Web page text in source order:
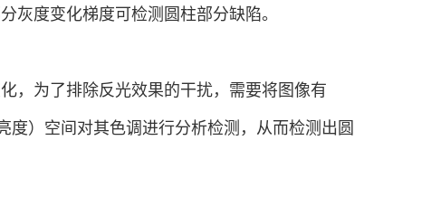
灰度变化梯度可检测圆柱部分缺陷。
，为了排除反光效果的干扰，需要将图像有
）空间对其色调进行分析检测，从而检测出圆